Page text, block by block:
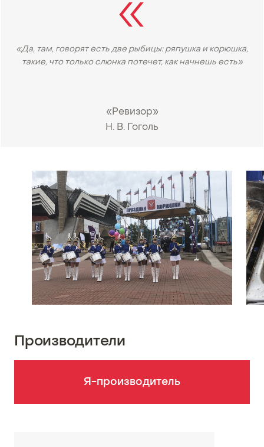
«Да, там, говорят есть две рыбицы: ряпушка и корюшка,
такие, что только слюнка потечет, как начнешь есть»
«Ревизор»
•
Н. В. Гоголь
Производители
Я-производитель